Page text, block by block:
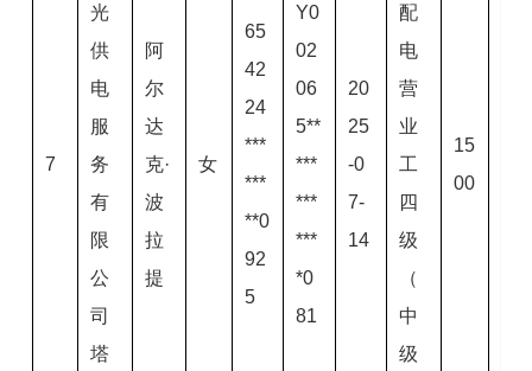
7
光
供
电
服
务
有
限
公
司
塔
阿
尔
达
克·
波
拉
提
女
65
42
24
***
***
**0
92
5
Y0
02
06
5**
***
***
***
*0
81
20
25
-0
7-
14
配
电
营
业
工
四
级
（
中
级
15
00